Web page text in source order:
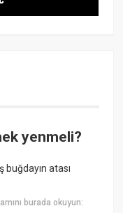
yenmeli?
atası
burada okuyun: